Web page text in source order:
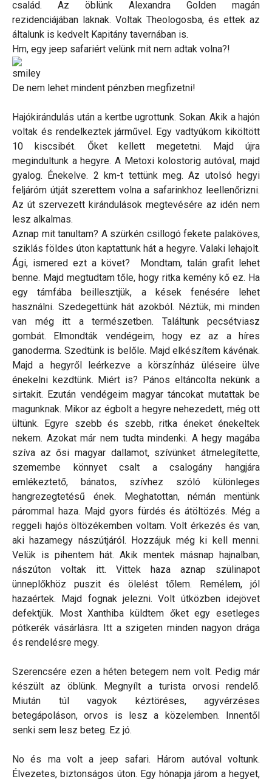
család. Az öblünk Alexandra Golden magán
rezidenciájában laknak. Voltak Theologosba, és ettek az
általunk is kedvelt Kapitány tavernában is.
Hm, egy jeep safariért velünk mit nem adtak volna?!
De nem lehet mindent pénzben megfizetni!
Hajókirándulás után a kertbe ugrottunk. Sokan. Akik a hajón
voltak és rendelkeztek járművel. Egy vadtyúkom kiköltött
10 kiscsibét. Őket kellett megetetni. Majd újra
megindultunk a hegyre. A Metoxi kolostorig autóval, majd
gyalog. Énekelve. 2 km-t tettünk meg. Az utolsó hegyi
feljáróm útját szerettem volna a safarinkhoz leellenőrizni.
Az út szervezett kirándulások megtevésére az idén nem
lesz alkalmas.
Aznap mit tanultam? A szürkén csillogó fekete palaköves,
sziklás földes úton kaptattunk hát a hegyre. Valaki lehajolt.
Ági, ismered ezt a követ? Mondtam, talán grafit lehet
benne. Majd megtudtam tőle, hogy ritka kemény kő ez. Ha
egy támfába beillesztjük, a kések fenésére lehet
használni. Szedegettünk hát azokból. Néztük, mi minden
van még itt a természetben. Találtunk pecsétviasz
gombát. Elmondták vendégeim, hogy ez az a híres
ganoderma. Szedtünk is belőle. Majd elkészítem kávénak.
Majd a hegyről leérkezve a körszínház üléseire ülve
énekelni kezdtünk. Miért is? Pános eltáncolta nekünk a
sirtakit. Ezután vendégeim magyar táncokat mutattak be
magunknak. Mikor az égbolt a hegyre nehezedett, még ott
ültünk. Egyre szebb és szebb, ritka éneket énekeltek
nekem. Azokat már nem tudta mindenki. A hegy magába
szíva az ősi magyar dallamot, szívünket átmelegítette,
szemembe könnyet csalt a csalogány hangjára
emlékeztető, bánatos, szívhez szóló különleges
hangrezegtetésű ének. Meghatottan, némán mentünk
párommal haza. Majd gyors fürdés és átöltözés. Még a
reggeli hajós öltözékemben voltam. Volt érkezés és van,
aki hazamegy nászútjáról. Hozzájuk még ki kell menni.
Velük is pihentem hát. Akik mentek másnap hajnalban,
nászúton voltak itt. Vittek haza aznap szülinapot
ünneplőkhöz puszit és ölelést tőlem. Remélem, jól
hazaértek. Majd fognak jelezni. Volt útközben idejövet
defektjük. Most Xanthiba küldtem őket egy esetleges
pótkerék vásárlásra. Itt a szigeten minden nagyon drága
és rendelésre megy.
Szerencsére ezen a héten betegem nem volt. Pedig már
készült az öblünk. Megnyílt a turista orvosi rendelő.
Miután túl vagyok kéztöréses, agyvérzéses
betegápoláson, orvos is lesz a közelemben. Innentől
senki sem lesz beteg. Ez jó.
No és ma volt a jeep safari. Három autóval voltunk.
Élvezetes, biztonságos úton. Egy hónapja járom a hegyet,